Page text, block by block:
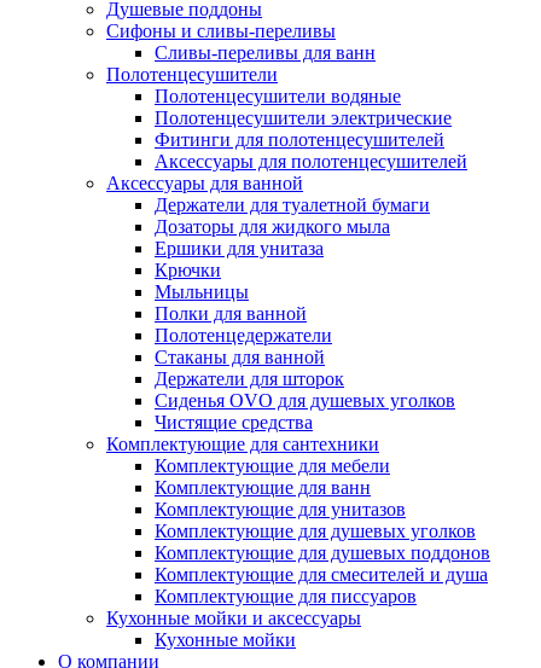
Душевые поддоны
Сифоны и сливы-переливы
Сливы-переливы для ванн
Полотенцесушители
Полотенцесушители водяные
Полотенцесушители электрические
Фитинги для полотенцесушителей
Аксессуары для полотенцесушителей
Аксессуары для ванной
Держатели для туалетной бумаги
Дозаторы для жидкого мыла
Ершики для унитаза
Крючки
Мыльницы
Полки для ванной
Полотенцедержатели
Стаканы для ванной
Держатели для шторок
Сиденья OVO для душевых уголков
Чистящие средства
Комплектующие для сантехники
Комплектующие для мебели
Комплектующие для ванн
Комплектующие для унитазов
Комплектующие для душевых уголков
Комплектующие для душевых поддонов
Комплектующие для смесителей и душа
Комплектующие для писсуаров
Кухонные мойки и аксессуары
Кухонные мойки
О компании